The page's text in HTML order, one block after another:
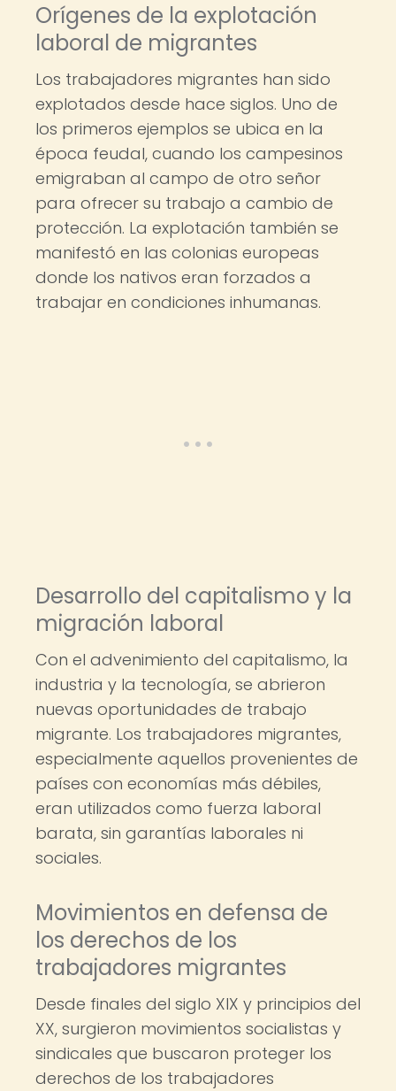
Orígenes de la explotación
laboral de migrantes
Los trabajadores migrantes han sido
explotados desde hace siglos. Uno de
los primeros ejemplos se ubica en la
época feudal, cuando los campesinos
emigraban al campo de otro señor
para ofrecer su trabajo a cambio de
protección. La explotación también se
manifestó en las colonias europeas
donde los nativos eran forzados a
trabajar en condiciones inhumanas.
Desarrollo del capitalismo y la
migración laboral
Con el advenimiento del capitalismo, la
industria y la tecnología, se abrieron
nuevas oportunidades de trabajo
migrante. Los trabajadores migrantes,
especialmente aquellos provenientes de
países con economías más débiles,
eran utilizados como fuerza laboral
barata, sin garantías laborales ni
sociales.
Movimientos en defensa de
los derechos de los
trabajadores migrantes
Desde finales del siglo XIX y principios del
XX, surgieron movimientos socialistas y
sindicales que buscaron proteger los
derechos de los trabajadores